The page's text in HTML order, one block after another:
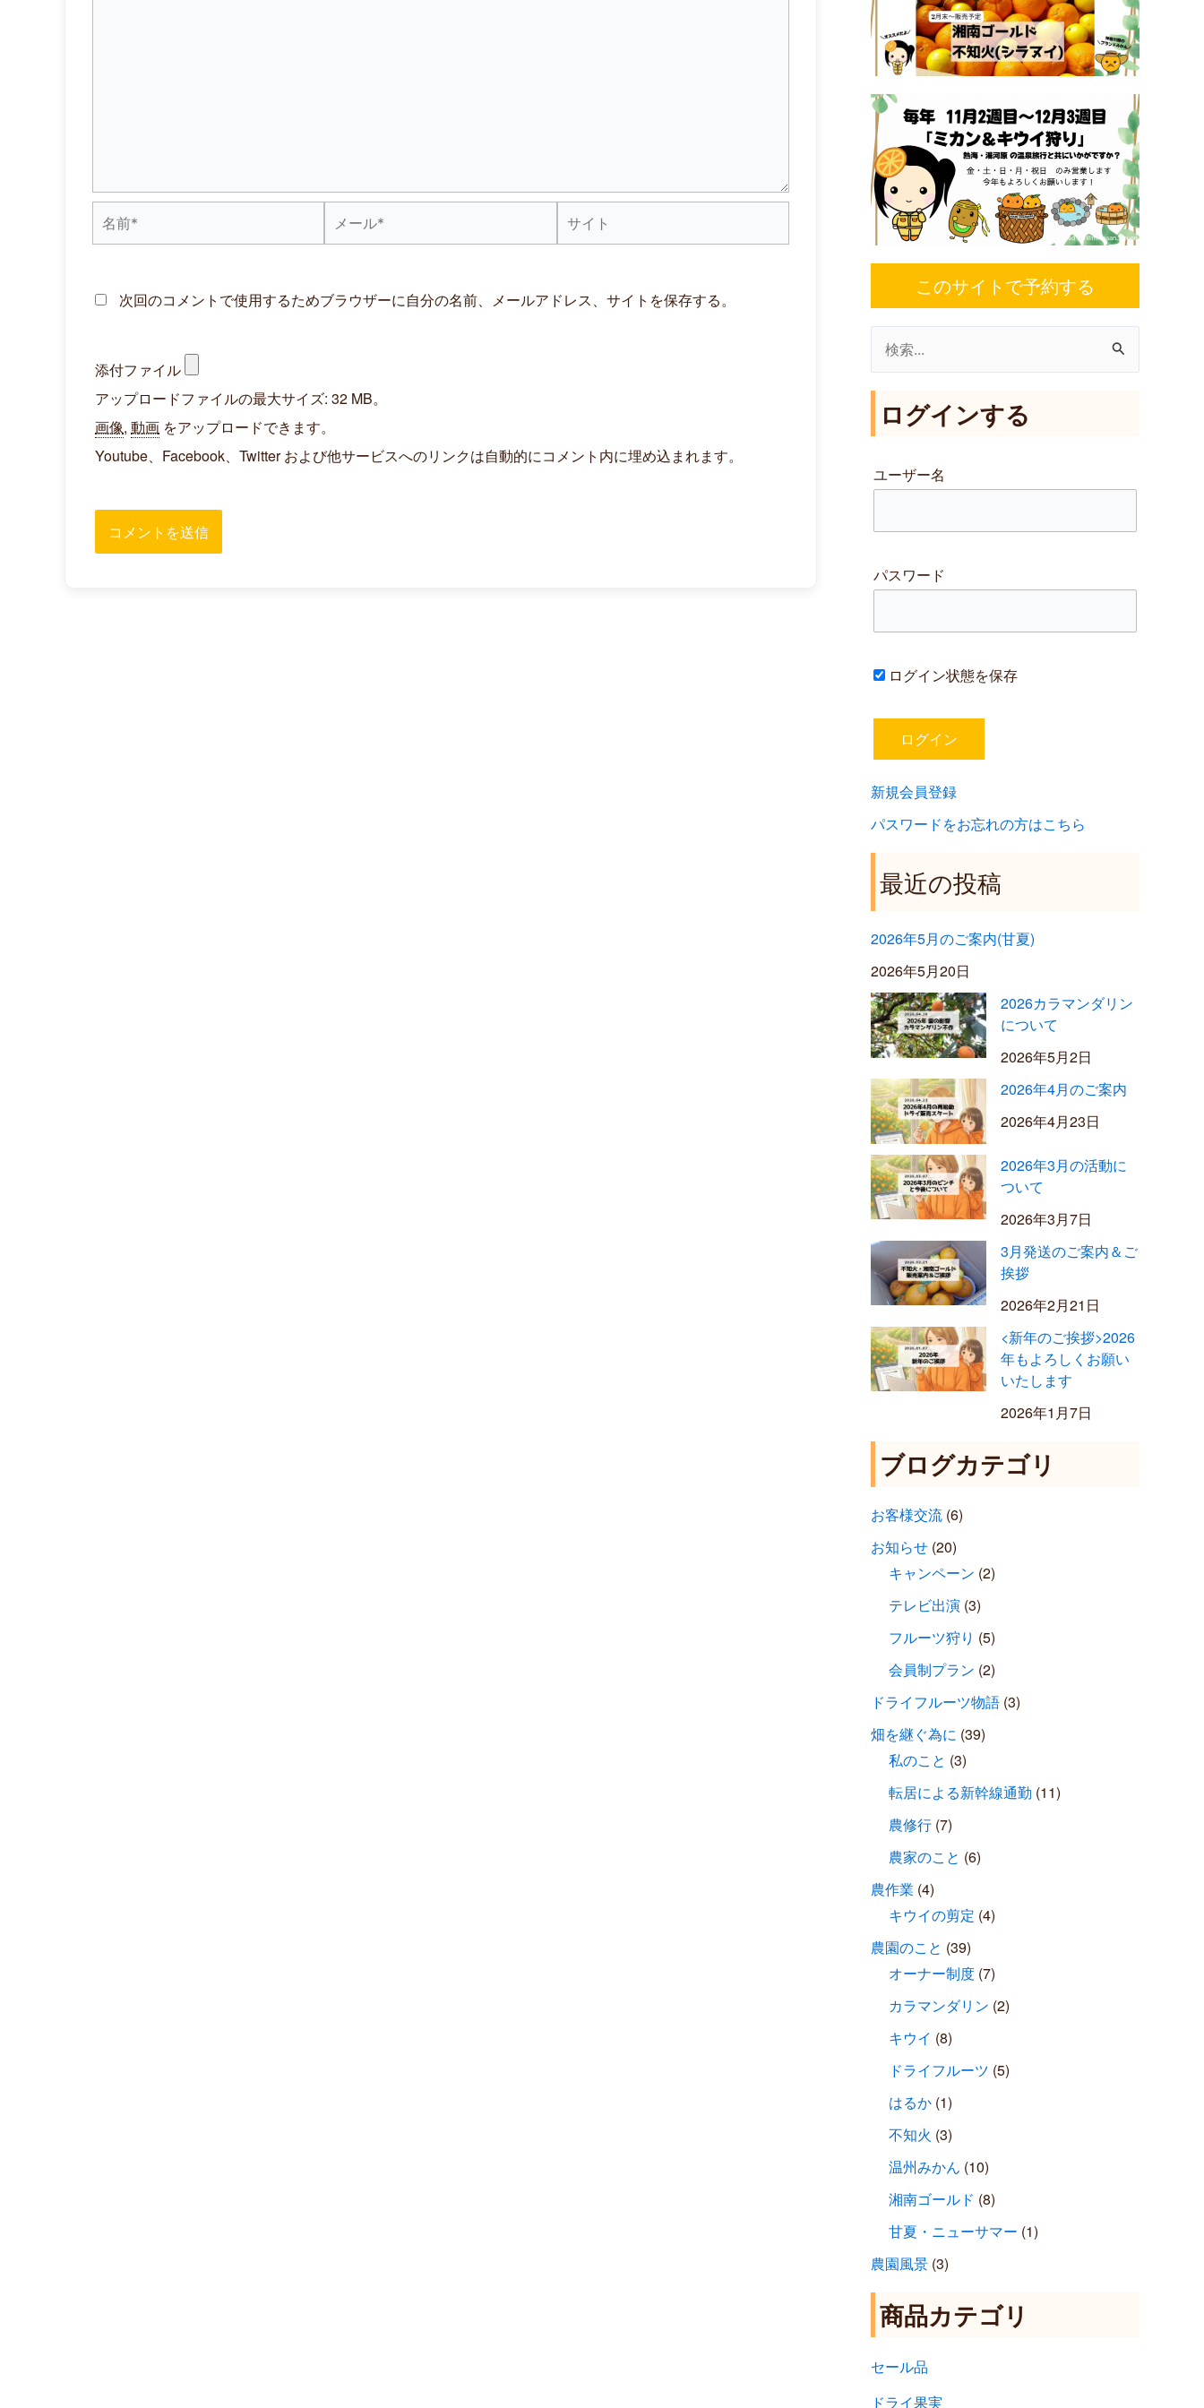
前
ー
*
イ
次回のコメントで使用するためブラウザーに自分の名前、メールアドレス、サイトを保存する。
添付ファイル
アップロードファイルの最大サイズ: 32 MB。
画像,動画 をアップロードできます。
Youtube、Facebook、Twitter および他サービスへのリンクは自動的にコメント内に埋め込まれます。
このサイトで予約する
象
ログインする
ユーザー名
パスワード
ログイン状態を保存
新規会員登録
パスワードをお忘れの方はこちら
最近の投稿
2026年5月のご案内(甘夏)
2026年5月20日
2026カラマンダリン
について
2026年5月2日
2026年4月のご案内
2026年4月23日
2026年3月の活動に
ついて
2026年3月7日
3月発送のご案内＆ご
挨拶
2026年2月21日
<新年のご挨拶>2026
年もよろしくお願い
いたします
2026年1月7日
ブログカテゴリ
お客様交流 (6)
お知らせ (20)
キャンペーン (2)
テレビ出演 (3)
フルーツ狩り (5)
会員制プラン (2)
ドライフルーツ物語 (3)
畑を継ぐ為に (39)
私のこと (3)
転居による新幹線通勤 (11)
農修行 (7)
農家のこと (6)
農作業 (4)
キウイの剪定 (4)
農園のこと (39)
オーナー制度 (7)
カラマンダリン (2)
キウイ (8)
ドライフルーツ (5)
はるか (1)
不知火 (3)
温州みかん (10)
湘南ゴールド (8)
甘夏・ニューサマー (1)
農園風景 (3)
商品カテゴリ
セール品
ドライ果実